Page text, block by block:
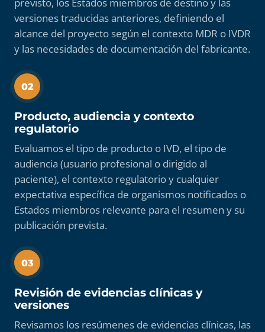
versiones traducidas anteriores, definiendo el
alcance del proyecto según el contexto MDR o IVDR
y las necesidades de documentación del fabricante.
02
Producto, audiencia y contexto
regulatorio
Evaluamos el tipo de producto o IVD, el tipo de
audiencia (usuario profesional o dirigido al
paciente), el contexto regulatorio y cualquier
expectativa específica de organismos notificados o
Estados miembros relevante para el resumen y su
publicación prevista.
03
Revisión de evidencias clínicas y
versiones
Revisamos los resúmenes de evidencias clínicas, las